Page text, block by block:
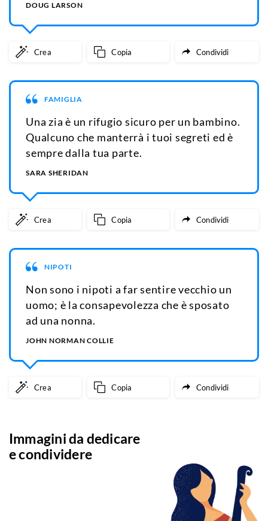
DOUG LARSON
Crea Copia Condividi
FAMIGLIA
Una zia è un rifugio sicuro per un bambino.
Qualcuno che manterrà i tuoi segreti ed è
sempre dalla tua parte.
SARA SHERIDAN
Crea Copia Condividi
NIPOTI
Non sono i nipoti a far sentire vecchio un
uomo; è la consapevolezza che è sposato
ad una nonna.
JOHN NORMAN COLLIE
Crea Copia Condividi
Immagini da dedicare
e condividere